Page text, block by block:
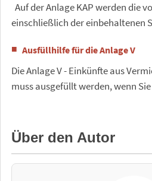
Auf der Anlage KAP werden die
einschließlich der einbehaltenen
Ausfüllhilfe für die Anlage V
Die Anlage V - Einkünfte aus
muss ausgefüllt werden, wenn
Über den Autor